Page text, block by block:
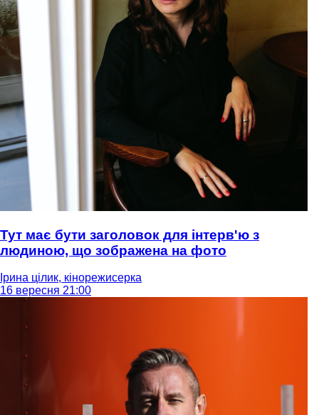
Тут має бути заголовок для інтерв'ю з
людиною, що зображена на фото
Ірина цілик, кінорежисерка
16 вересня 21:00